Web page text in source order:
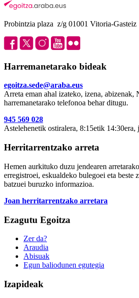
Probintzia plaza z/g 01001 Vitoria-Gasteiz
Harremanetarako bideak
egoitza.sede@araba.eus
Arreta eman ahal izateko, izena, abizenak,
harremanetarako telefonoa behar ditugu.
945 569 028
Astelehenetik ostiralera, 8:15etik 14:30era,
Herritarrentzako arreta
Hemen aurkituko duzu jendearen
erregistroei, eskualdeko bulegoei eta beste
batzuei buruzko informazioa.
Joan herritarrentzako arretara
Ezagutu Egoitza
Zer da?
Araudia
Abisuak
Egun baliodunen egutegia
Izapideak